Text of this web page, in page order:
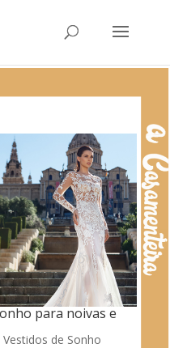
para noivas e
Vestidos de Sonho